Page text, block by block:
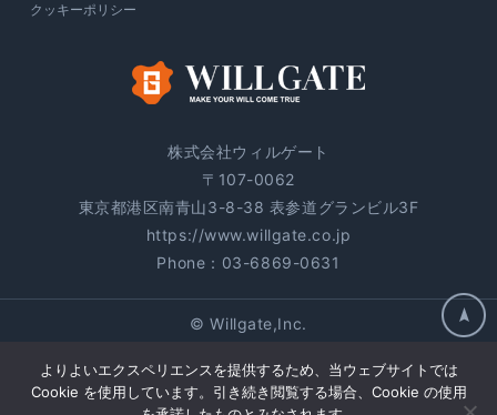
株式会社ウィルゲート
〒107-0062
東京都港区南青山3-8-38 表参道グランビル3F
https://www.willgate.co.jp
Phone： 03-6869-0631
クッキーポリシー
© Willgate,Inc.
よりよいエクスペリエンスを提供するため、当ウェブサイトでは
Cookie を使用しています。引き続き閲覧する場合、Cookie の使用